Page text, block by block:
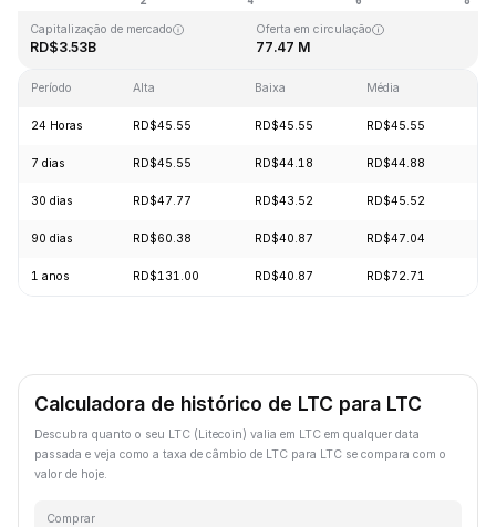
Capitalização de mercado
RD$3.53B
Oferta em circulação
77.47 M
Período Alta Baixa Média
24 Horas RD$45.55 RD$45.55 RD$45.55
7 dias RD$45.55 RD$44.18 RD$44.88
30 dias RD$47.77 RD$43.52 RD$45.52
90 dias RD$60.38 RD$40.87 RD$47.04
1 anos RD$131.00 RD$40.87 RD$72.71
Calculadora de histórico de LTC para LTC
Descubra quanto o seu LTC (Litecoin) valia em LTC em qualquer data
passada e veja como a taxa de câmbio de LTC para LTC se compara com o
valor de hoje.
Comprar